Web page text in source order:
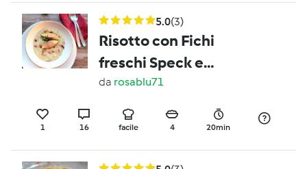
5.0(3)
Risotto con Fichi
freschi Speck e
Pecorino
da rosablu71
1 16 facile 4 20min